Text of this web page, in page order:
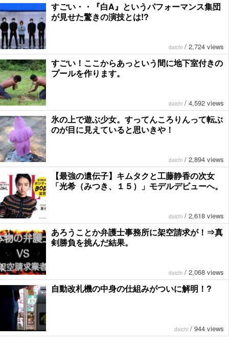
すごい・・『白A』というパフォーマンス集団
が見せた驚きの演技とは!?
daichi / 2,724 views
すごい！ここからあっという間に地下室付きの
プールを作ります。
daichi / 4,592 views
氷の上で遊ぶ少女。すってんころりんって転ぶ
のが目に見えていると思いきや！
daichi / 2,894 views
【最強の遺伝子】キムタクと工藤静香の次女
「光希（みつき、１５）」モデルデビューへ。
daichi / 2,618 views
あろうことか弁護士事務所に架空請求が！⇒真
剣勝負を挑んだ結果。
daichi / 2,068 views
自動改札機の中身の仕組みがついに解明！?
daichi / 944 views